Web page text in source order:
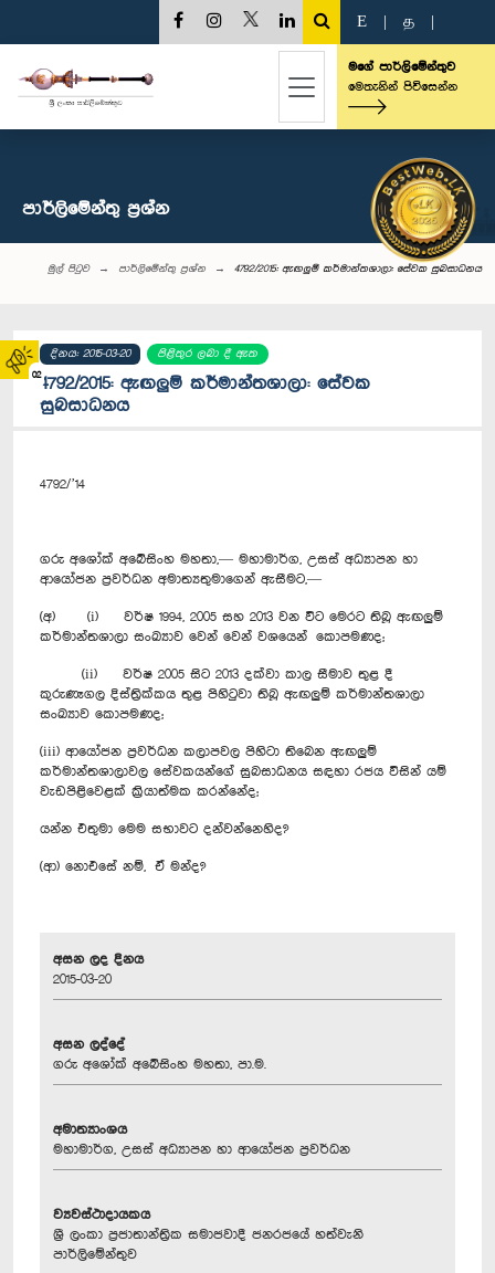
02
E த
මගේ පාර්ලිමේන්තුව
මෙතැනින් පිවිසෙන්න
පාර්ලි‌මේන්තු‌ ප්‍රශ්න
මුල් පිටුව පාර්ලි‌මේන්තු‌ ප්‍රශ්න 4792/2015: ඇඟලුම් කර්මාන්තශාලා: සේවක සුබසාධනය
දිනය: 2015-03-20 පිළිතුර ලබා දී ඇත
4792/2015: ඇඟලුම් කර්මාන්තශාලා: සේවක
සුබසාධනය
4792/’14
ගරු අශෝක් අබේසිංහ මහතා,— මහාමාර්ග, උසස් අධ්‍යාපන හා
ආයෝජන ප්‍රවර්ධන අමාත්‍යතුමාගෙන් ඇසීමට,—
(අ) (i) වර්ෂ 1994, 2005 සහ 2013 වන විට මෙරට තිබූ ඇඟලුම්
කර්මාන්තශාලා සංඛ්‍යාව වෙන් වෙන් වශයෙන් කොපමණද;
(ii) වර්ෂ 2005 සිට 2013 දක්වා කාල සීමාව තුළ දී
කුරුණෑගල දිස්ත්‍රික්කය තුළ පිහිටුවා තිබූ ඇඟලුම් කර්මාන්තශාලා
සංඛ්‍යාව කොපමණද;
(iii) ආයෝජන ප්‍රවර්ධන කලාපවල පිහිටා තිබෙන ඇඟලුම්
කර්මාන්තශාලාවල සේවකයන්ගේ සුබසාධනය සඳහා රජය විසින් යම්
වැඩපිළිවෙළක් ක්‍රියාත්මක කරන්නේද;
යන්න එතුමා මෙම සභාවට දන්වන්නෙහිද?
(ආ) නොඑසේ නම්, ඒ මන්ද?
අසන ලද දිනය
2015-03-20
අසන ලද්දේ
ගරු අශෝක් අබේසිංහ මහතා, පා.ම.
අමාත්‍යාංශය
මහාමාර්ග, උසස් අධ්‍යාපන හා ආයෝජන ප්‍රවර්ධන
ව්‍යවස්ථාදායකය
ශ්‍රී ලංකා ප්‍රජාතාන්ත්‍රික සමාජවාදී ජනරජයේ හත්වැනි
පාර්ලිමේන්තුව